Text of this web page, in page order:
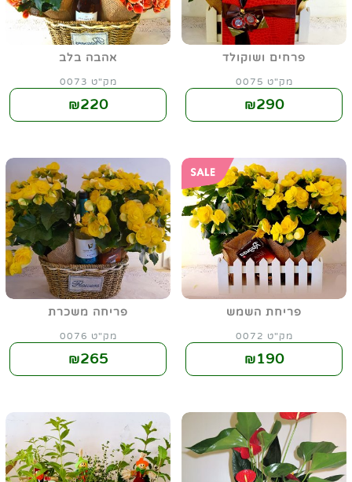
פרחים ושוקולד
מק"ט 0075
₪290
אהבה בלב
מק"ט 0073
₪220
פריחת השמש
מק"ט 0072
₪190
פריחה משכרת
מק"ט 0076
₪265